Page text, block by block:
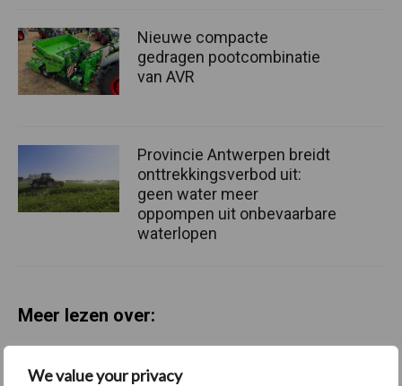
We value your privacy
Nieuwe compacte
gedragen pootcombinatie
van AVR
Provincie Antwerpen breidt
onttrekkingsverbod uit:
geen water meer
oppompen uit onbevaarbare
waterlopen
Meer lezen over:
Maak uw keuze